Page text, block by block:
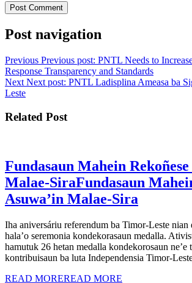
Post navigation
Previous Previous post: PNTL Needs to
Response Transparency and Standards
Next Next post: PNTL Ladisplina Ameasa ba
Leste
Related Post
Fundasaun Mahein Rekoñese
Malae-SiraFundasaun
Asuwa’in Malae-Sira
Iha aniversáriu referendum ba Timor-Leste nian
hala’o seremonia kondekorasaun medalla.
hamutuk 26 hetan medalla kondekorosaun ne’e
kontribuisaun ba luta Independensia Timor-
READ MOREREAD MORE